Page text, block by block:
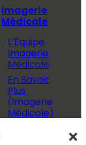
Imagerie
Médicale
L’Équipe
Imagerie
Médicale
En Savoir
Plus
(Imagerie
Médicale)